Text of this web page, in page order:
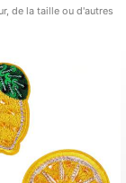
de la taille ou d'autres